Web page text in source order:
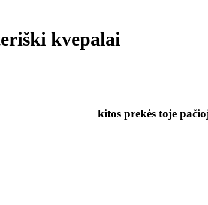
kvepalai
kitos prekės toje